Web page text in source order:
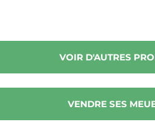
VOIR D'AUTRES
VENDRE SES